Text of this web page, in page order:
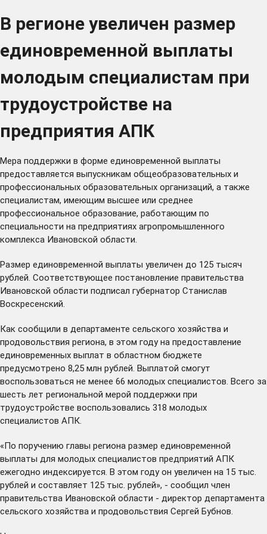
В регионе увеличен размер
единовременной выплаты
молодым специалистам при
трудоустройстве на
предприятия АПК
Мера поддержки в форме единовременной выплаты
предоставляется выпускникам общеобразовательных и
профессиональных образовательных организаций, а также
специалистам, имеющим высшее или среднее
профессиональное образование, работающим по
специальности на предприятиях агропромышленного
комплекса Ивановской области.
Размер единовременной выплаты увеличен до 125 тысяч
рублей. Соответствующее постановление правительства
Ивановской области подписал губернатор Станислав
Воскресенский.
Как сообщили в департаменте сельского хозяйства и
продовольствия региона, в этом году на предоставление
единовременных выплат в областном бюджете
предусмотрено 8,25 млн рублей. Выплатой смогут
воспользоваться не менее 66 молодых специалистов. Всего за
шесть лет региональной мерой поддержки при
трудоустройстве воспользовались 318 молодых
специалистов АПК.
«По поручению главы региона размер единовременной
выплаты для молодых специалистов предприятий АПК
ежегодно индексируется. В этом году он увеличен на 15 тыс.
рублей и составляет 125 тыс. рублей», - сообщил член
правительства Ивановской области - директор департамента
сельского хозяйства и продовольствия Сергей Бубнов.